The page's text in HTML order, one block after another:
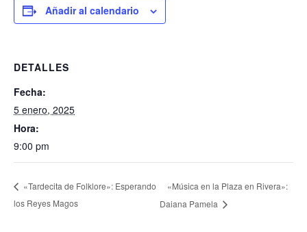
Añadir al calendario
DETALLES
Fecha:
5 enero, 2025
Hora:
9:00 pm
«Tardecita de Folklore»: Esperando
los Reyes Magos
«Música en la Plaza en Rivera»:
Daiana Pamela